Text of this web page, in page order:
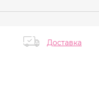
Доставка